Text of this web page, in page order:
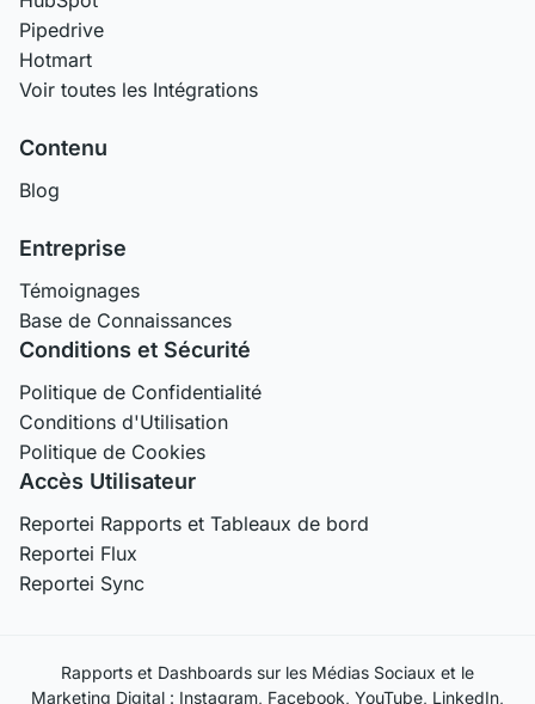
Pipedrive
Hotmart
Voir toutes les Intégrations
Contenu
Blog
Entreprise
Témoignages
Base de Connaissances
Conditions et Sécurité
Politique de Confidentialité
Conditions d'Utilisation
Politique de Cookies
Accès Utilisateur
Reportei Rapports et Tableaux de bord
Reportei Flux
Reportei Sync
Rapports et Dashboards sur les Médias Sociaux et le
Marketing Digital : Instagram, Facebook, YouTube, LinkedIn,